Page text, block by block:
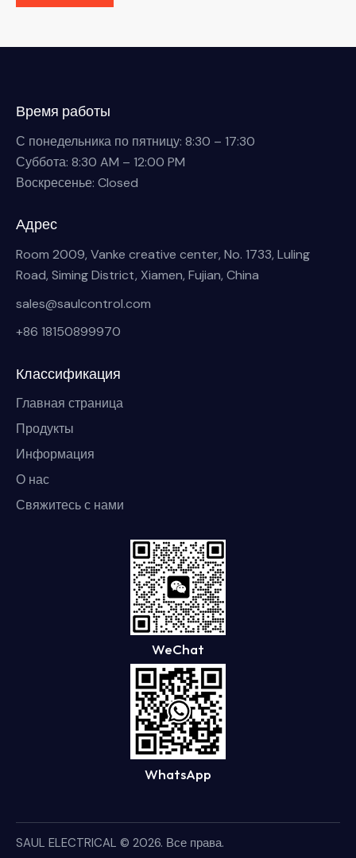
Время работы
С понедельника по пятницу: 8:30 – 17:30
Суббота: 8:30 AM – 12:00 PM
Воскресенье: Closed
Адрес
Room 2009, Vanke creative center, No. 1733, Luling
Road, Siming District, Xiamen, Fujian, China
sales@saulcontrol.com
+86 18150899970
Классификация
Главная страница
Продукты
Информация
О нас
Свяжитесь с нами
WeChat
WhatsApp
SAUL ELECTRICAL © 2026. Все права.